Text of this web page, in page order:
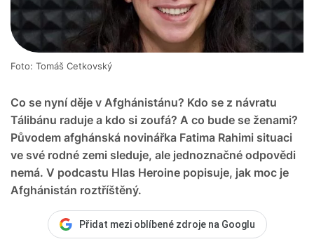
Co se nyní děje v Afghánistánu? Kdo se z návratu
Tálibánu raduje a kdo si zoufá? A co bude se ženami?
Původem afghánská novinářka Fatima Rahimi situaci
ve své rodné zemi sleduje, ale jednoznačné odpovědi
nemá. V podcastu Hlas Heroine popisuje, jak moc je
Afghánistán roztříštěný.
Foto: Tomáš Cetkovský
Přidat mezi oblíbené zdroje na Googlu